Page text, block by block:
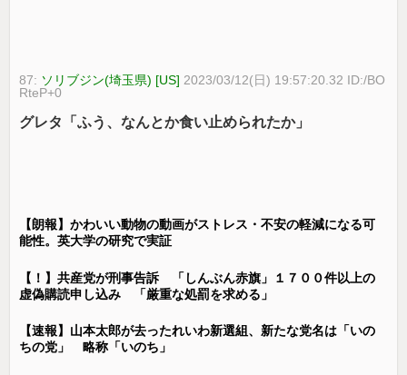
87: ソリブジン(埼玉県) [US] 2023/03/12(日) 19:57:20.32 ID:/BO
RteP+0
グレタ「ふう、なんとか食い止められたか」
【朗報】かわいい動物の動画がストレス・不安の軽減になる可
能性。英大学の研究で実証
【！】共産党が刑事告訴 「しんぶん赤旗」１７００件以上の
虚偽購読申し込み 「厳重な処罰を求める」
【速報】山本太郎が去ったれいわ新選組、新たな党名は「いの
ちの党」 略称「いのち」